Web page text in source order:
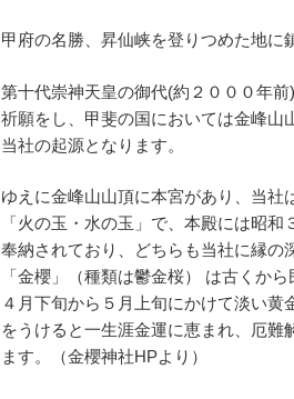
甲府の名勝、昇仙峡を登りつめた地に
第十代崇神天皇の御代(約２０００年
祈願をし、甲斐の国においては金峰山
当社の起源となります。
ゆえに金峰山山頂に本宮があり、当
「火の玉・水の玉」で、本殿には昭
奉納されており、どちらも当社に縁の
「金櫻」（種類は鬱金桜） は古くか
４月下旬から５月上旬にかけて淡い
をうけると一生涯金運に恵まれ、厄
ます。（金櫻神社HPより）